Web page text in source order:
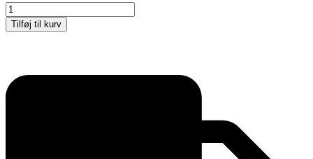
Multi
Stand
Wall
Tilføj til kurv